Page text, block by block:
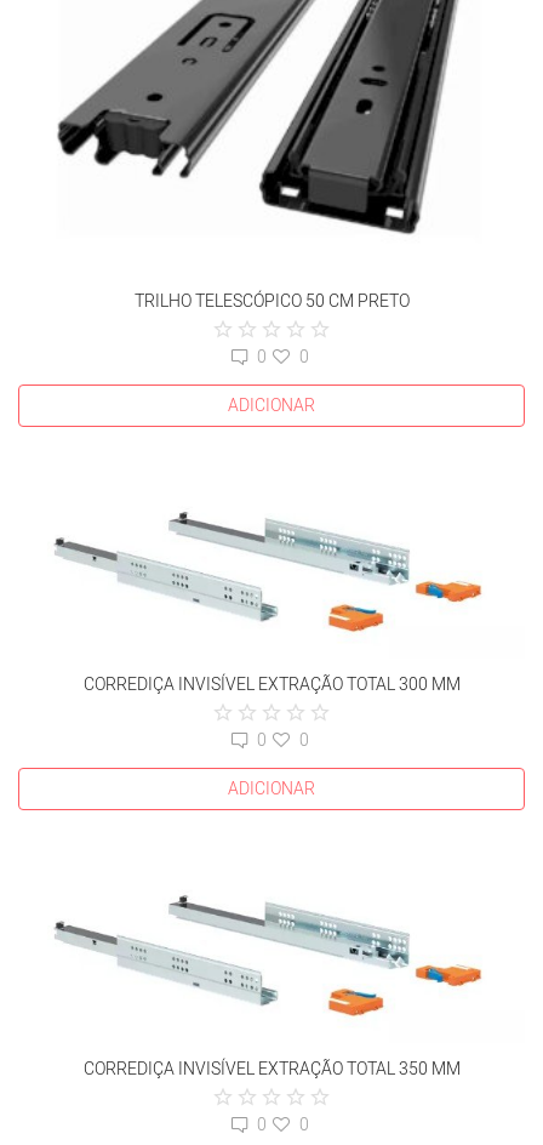
TRILHO TELESCÓPICO 50 CM PRETO
0
0
ADICIONAR
CORREDIÇA INVISÍVEL EXTRAÇÃO TOTAL 300 MM
0
0
ADICIONAR
CORREDIÇA INVISÍVEL EXTRAÇÃO TOTAL 350 MM
0
0